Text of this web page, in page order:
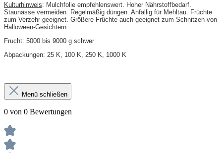
Kulturhinweis: Mulchfolie empfehlenswert. Hoher Nährstoffbedarf.
Staunässe vermeiden. Regelmäßig düngen. Anfällig für Mehltau. Früchte
zum Verzehr geeignet. Größere Früchte auch geeignet zum Schnitzen von
Halloween-Gesichtern.
Frucht: 5000 bis 9000 g schwer
Abpackungen: 25 K, 100 K, 250 K, 1000 K
Menü schließen
0 von 0 Bewertungen